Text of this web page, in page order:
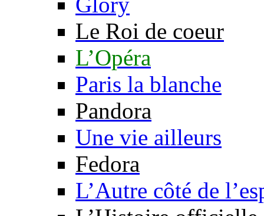
Le Roi de coeur
L’Opéra
Paris la blanche
Pandora
Une vie ailleurs
Fedora
L’Autre côté de